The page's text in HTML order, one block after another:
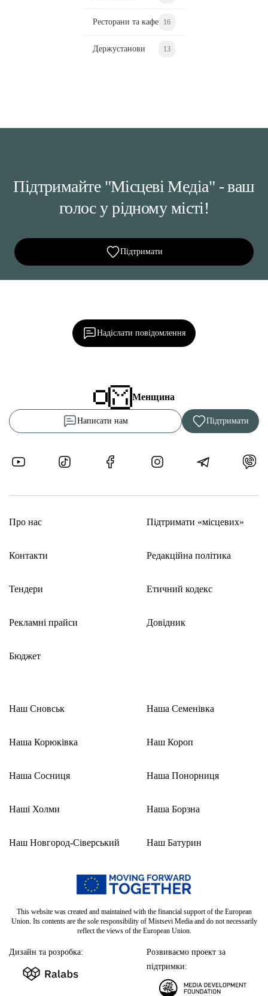
Ресторани та кафе 16
Держустанови 13
Підтримайте "Місцеві Медіа" - ваш
голос у рідному місті!
Підтримати
Надіслати повідомлення
Менщина
Написати нам Підтримати
Про нас
Контакти
Тендери
Рекламні прайси
Бюджет
Підтримати «місцевих»
Редакційна політика
Етичний кодекс
Довідник
Наш Сновськ
Наша Корюківка
Наша Сосниця
Наші Холми
Наш Новгород-Сіверський
Наша Семенівка
Наш Короп
Наша Понорниця
Наша Борзна
Наш Батурин
This website was created and maintained with the financial support of the European
Union. Its contents are the sole responsibility of Mistsevi Media and do not necessarily
reflect the views of the European Union.
Дизайн та розробка:
Розвиваємо проект за
підтримки: